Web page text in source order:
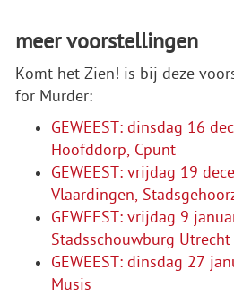
meer voorstellingen
Komt het Zien! is bij deze
for Murder:
GEWEEST: dinsdag 16
Hoofddorp, Cpunt
GEWEEST: vrijdag 19
Vlaardingen,
GEWEEST: vrijdag 9
Stadsschouwburg Utrecht
GEWEEST: dinsdag 27
Musis